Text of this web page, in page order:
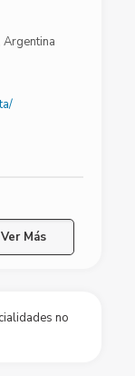
Argentina
Ver Más
no